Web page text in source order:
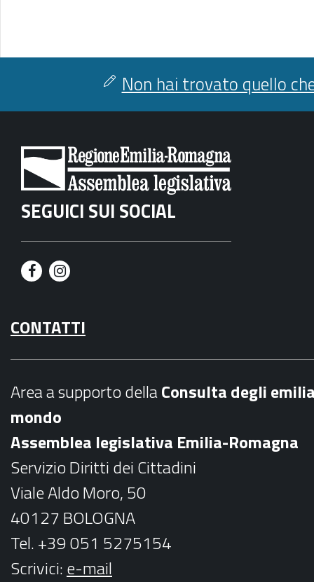
Non hai trovato quello
SEGUICI SUI SOCIAL
F
c
e
k
I
s
t
a
m
CONTATTI
Area a supporto dellaConsulta degli
mondo
Assemblea legislativa Emilia-Romagna
Servizio Diritti dei Cittadini
Viale Aldo Moro, 50
40127 BOLOGNA
Tel. +39 051 5275154
Scrivici:e-mail